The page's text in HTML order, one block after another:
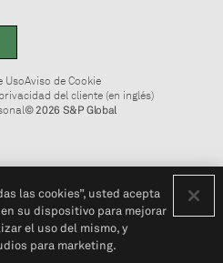
UsoAviso de Cookie
del cliente (en inglés)
© 2026 S&P Global
las cookies”, usted acepta
su dispositivo para mejorar
el uso del mismo, y
para marketing.